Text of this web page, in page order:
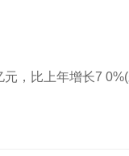
，比上年增长7